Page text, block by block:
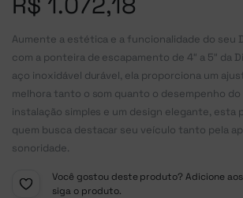
Aumente a estética e a funcionalidade do seu
com a ponteira de escapamento de 4″ a 5″ da
aço inoxidável durável, ela proporciona um
melhora tanto o som quanto o desempenho do
instalação simples e um design elegante, esta
quem busca destacar seu veículo tanto pela
sonoridade.
Você gostou deste produto? Adicione
siga o produto.